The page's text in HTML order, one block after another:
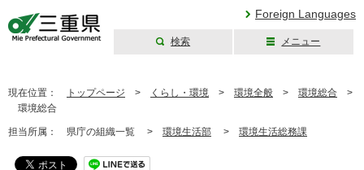
Foreign Languages
検索 メニュー
現在位置： トップページ > くらし・環境 > 環境全般 > 環境総合 >
環境総合
担当所属： 県庁の組織一覧 > 環境生活部 > 環境生活総務課